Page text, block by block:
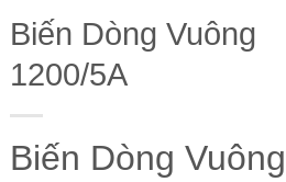
Biến Dòng Vuông
1200/5A
Biến Dòng Vuông